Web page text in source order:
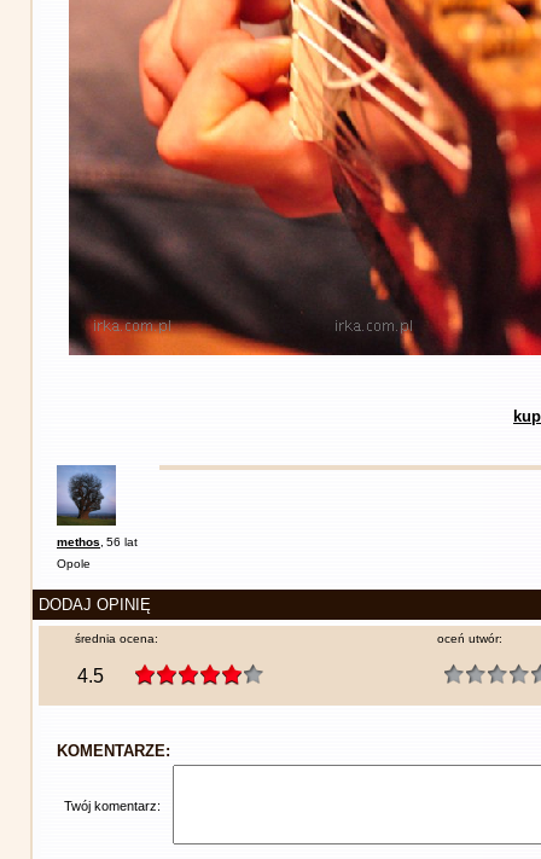
methos 56 lat
Opole
DODAJ OPINIĘ
średnia ocena:
4.5
oceń utwór:
KOMENTARZE:
Twój komentarz: